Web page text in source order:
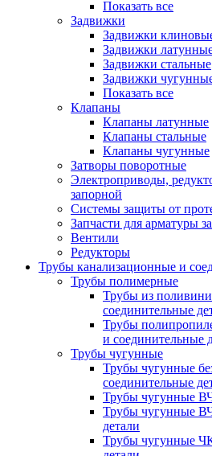
Показать все
Задвижки
Задвижки
Задвижки
Задвижки стальные
Задвижки
Показать все
Клапаны
Клапаны латунные
Клапаны стальные
Клапаны чугунные
Затворы поворотные
Электроприводы,
запорной
Системы защиты от
Запчасти для арматуры
Вентили
Редукторы
Трубы канализационные и
Трубы полимерные
Трубы из
соединительные
Трубы
и соединительные
Трубы чугунные
Трубы чугунные
соединительные
Трубы чугунные
Трубы чугунные
детали
Трубы чугунные